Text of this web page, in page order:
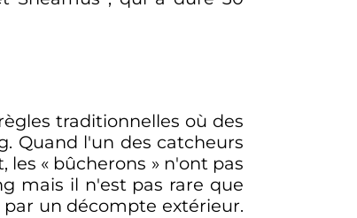
traditionnelles où des
Quand l'un des catcheurs
les « bûcherons » n'ont pas
mais il n'est pas rare que
un décompte extérieur.